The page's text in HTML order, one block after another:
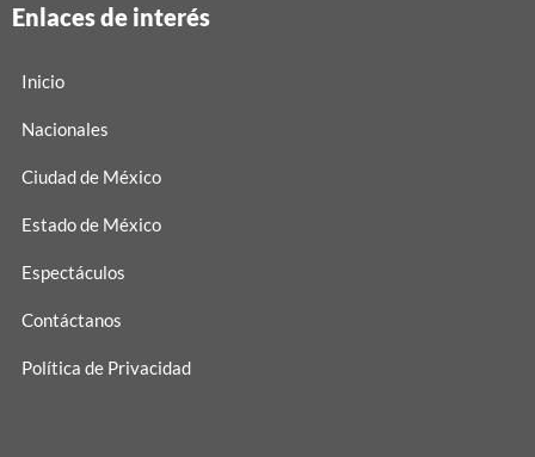
Enlaces de interés
Inicio
Nacionales
Ciudad de México
Estado de México
Espectáculos
Contáctanos
Política de Privacidad